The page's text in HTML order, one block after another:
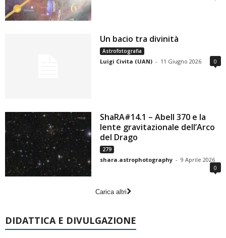
Un bacio tra divinità
Astrofotografia
Luigi Civita (UAN) - 11 Giugno 2026 0
ShaRA#14.1 – Abell 370 e la
lente gravitazionale dell’Arco
del Drago
279
shara.astrophotography - 9 Aprile 2026
0
Carica altri
DIDATTICA E DIVULGAZIONE